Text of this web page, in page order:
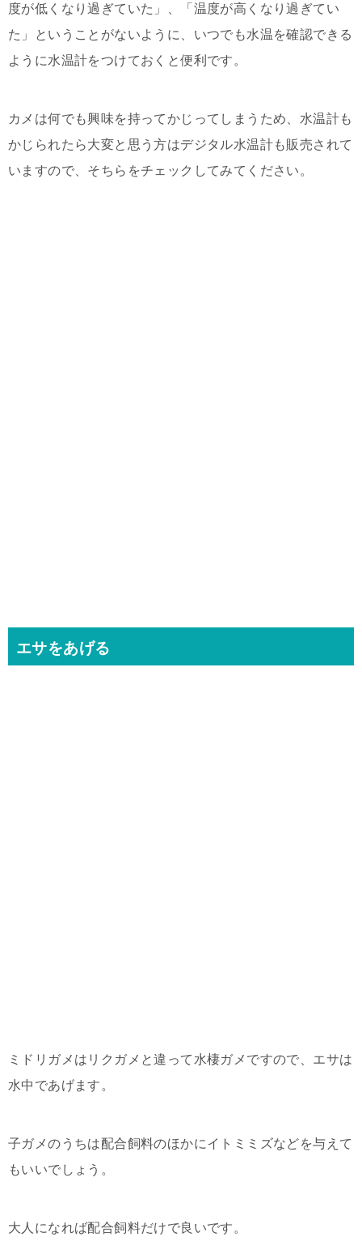
度が低くなり過ぎていた」、「温度が高くなり過ぎてい
た」ということがないように、いつでも水温を確認できる
ように水温計をつけておくと便利です。
カメは何でも興味を持ってかじってしまうため、水温計も
かじられたら大変と思う方はデジタル水温計も販売されて
いますので、そちらをチェックしてみてください。
エサをあげる
ミドリガメはリクガメと違って水棲ガメですので、エサは
水中であげます。
子ガメのうちは配合飼料のほかにイトミミズなどを与えて
もいいでしょう。
大人になれば配合飼料だけで良いです。